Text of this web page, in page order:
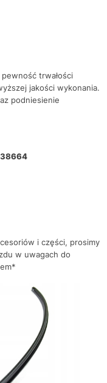
trwałości
jakości wykonania.
podniesienie
i części, prosimy
w uwagach do